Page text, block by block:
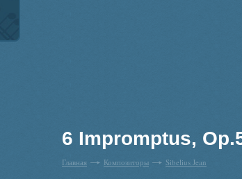
6 Impromptus,
Главная Композиторы Sibelius Jean